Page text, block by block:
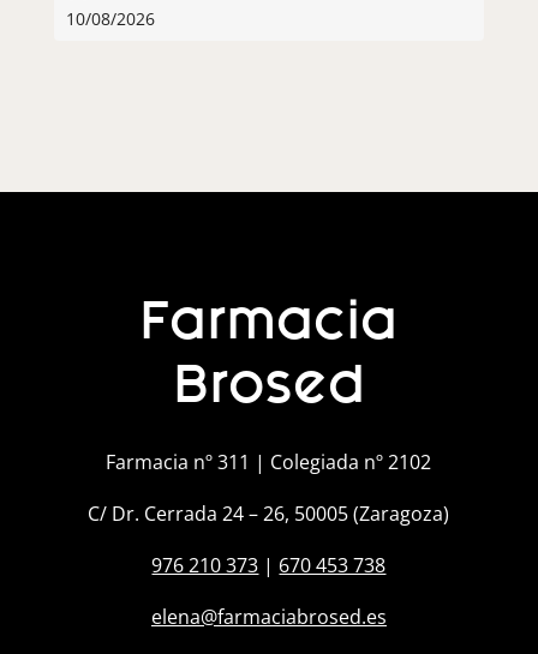
10/08/2026
Farmacia
Brosed
Farmacia nº 311 | Colegiada nº 2102
C/ Dr. Cerrada 24 – 26, 50005 (Zaragoza)
976 210 373 | 670 453 738
elena@farmaciabrosed.es